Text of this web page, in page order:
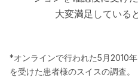
大変満足している
*オンラインで行われた5月2010
を受けた患者様のスイスの調査。